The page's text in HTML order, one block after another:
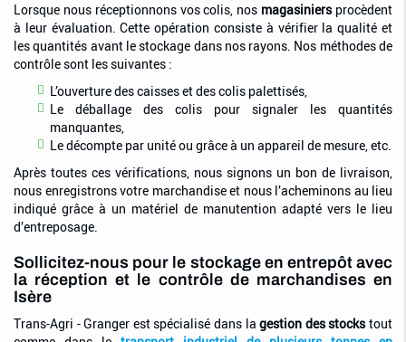
Lorsque nous réceptionnons vos colis, nos magasiniersprocèdent
à leur évaluation. Cette opération consiste à vérifier la qualité et
les quantités avant le stockage dans nos rayons. Nos méthodes de
contrôle sont les suivantes :
L’ouverture des caisses et des colis palettisés,
Le déballage des colis pour signaler les quantités
manquantes,
Le décompte par unité ou grâce à un appareil de mesure, etc.
Après toutes ces vérifications, nous signons un bon de livraison,
nous enregistrons votre marchandise et nous l’acheminons au lieu
indiqué grâce à un matériel de manutention adapté vers le lieu
d’entreposage.
Sollicitez-nous pour le stockage en entrepôt avec
la réception et le contrôle de marchandises en
Isère
Trans-Agri - Granger est spécialisé dans lagestion des stockstout